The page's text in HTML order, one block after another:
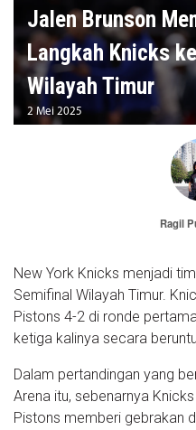
Jalen Brunson
Langkah Knicks
Wilayah Timur
2 Mei 2025
Ragil
New York Knicks menjadi
Semifinal Wilayah Timur.
Pistons 4-2 di ronde
ketiga kalinya secara
Dalam pertandingan yang
Arena itu, sebenarnya
Pistons memberi gebrakan